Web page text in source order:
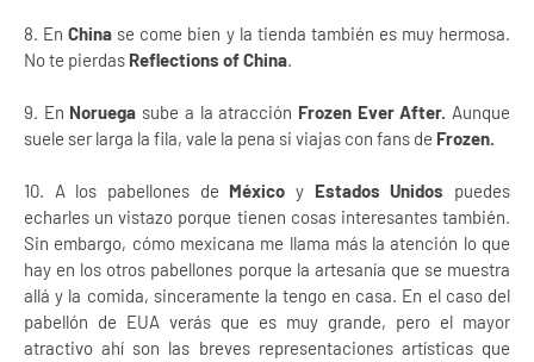
8. EnChina se come bien y la tienda también es muy hermosa.
No te pierdas Reflections of China.
9. En Noruega sube a la atracción Frozen Ever After. Aunque
suele ser larga la fila, vale la pena si viajas con fans de Frozen.
10. A los pabellones de México y Estados Unidos puedes
echarles un vistazo porque tienen cosas interesantes también.
Sin embargo, cómo mexicana me llama más la atención lo que
hay en los otros pabellones porque la artesanía que se muestra
allá y la comida, sinceramente la tengo en casa. En el caso del
pabellón de EUA verás que es muy grande, pero el mayor
atractivo ahí son las breves representaciones artísticas que